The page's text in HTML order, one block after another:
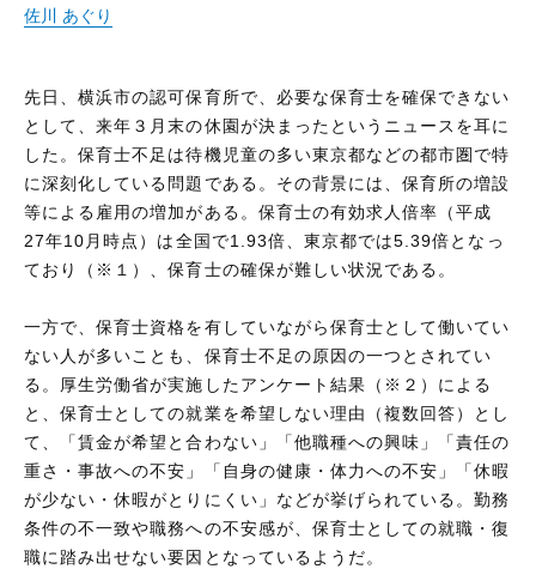
佐川 あぐり
先日、横浜市の認可保育所で、必要な保育士を確保できない
として、来年３月末の休園が決まったというニュースを耳に
した。保育士不足は待機児童の多い東京都などの都市圏で特
に深刻化している問題である。その背景には、保育所の増設
等による雇用の増加がある。保育士の有効求人倍率（平成
27年10月時点）は全国で1.93倍、東京都では5.39倍となっ
ており（※１）、保育士の確保が難しい状況である。
一方で、保育士資格を有していながら保育士として働いてい
ない人が多いことも、保育士不足の原因の一つとされてい
る。厚生労働省が実施したアンケート結果（※２）による
と、保育士としての就業を希望しない理由（複数回答）とし
て、「賃金が希望と合わない」「他職種への興味」「責任の
重さ・事故への不安」「自身の健康・体力への不安」「休暇
が少ない・休暇がとりにくい」などが挙げられている。勤務
条件の不一致や職務への不安感が、保育士としての就職・復
職に踏み出せない要因となっているようだ。